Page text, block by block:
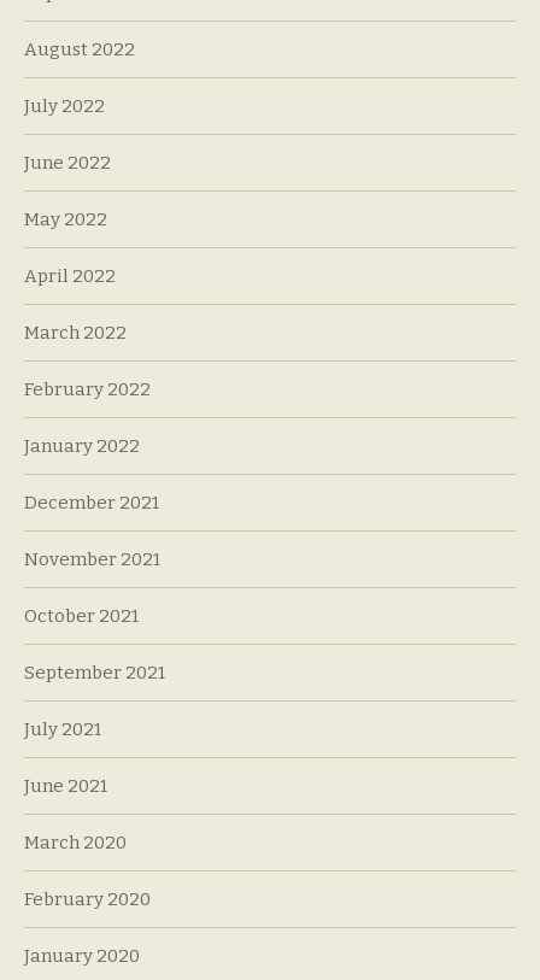
August 2022
July 2022
June 2022
May 2022
April 2022
March 2022
February 2022
January 2022
December 2021
November 2021
October 2021
September 2021
July 2021
June 2021
March 2020
February 2020
January 2020